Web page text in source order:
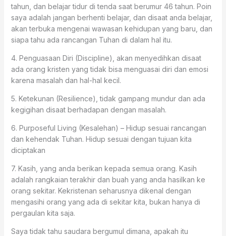
tahun, dan belajar tidur di tenda saat berumur 46 tahun. Poin
saya adalah jangan berhenti belajar, dan disaat anda belajar,
akan terbuka mengenai wawasan kehidupan yang baru, dan
siapa tahu ada rancangan Tuhan di dalam hal itu.
4. Penguasaan Diri (Discipline), akan menyedihkan disaat
ada orang kristen yang tidak bisa menguasai diri dan emosi
karena masalah dan hal-hal kecil.
5. Ketekunan (Resilience), tidak gampang mundur dan ada
kegigihan disaat berhadapan dengan masalah.
6. Purposeful Living (Kesalehan) – Hidup sesuai rancangan
dan kehendak Tuhan. Hidup sesuai dengan tujuan kita
diciptakan
7. Kasih, yang anda berikan kepada semua orang. Kasih
adalah rangkaian terakhir dan buah yang anda hasilkan ke
orang sekitar. Kekristenan seharusnya dikenal dengan
mengasihi orang yang ada di sekitar kita, bukan hanya di
pergaulan kita saja.
Saya tidak tahu saudara bergumul dimana, apakah itu